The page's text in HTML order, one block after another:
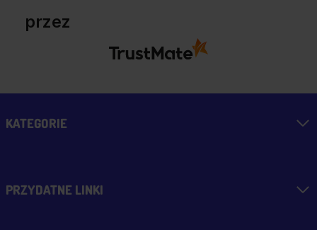
przez
KATEGORIE
PRZYDATNE LINKI